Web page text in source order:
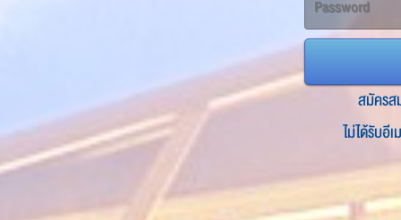
สมัครส
ไม่ได้รับอี